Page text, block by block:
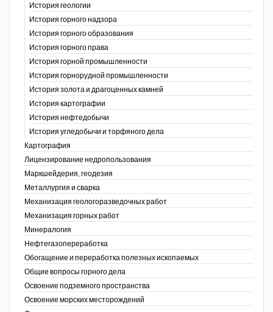
История геологии
История горного надзора
История горного образования
История горного права
История горной промышленности
История горнорудной промышленности
История золота и драгоценных камней
История картографии
История нефтедобычи
История угледобычи и торфяного дела
Картография
Лицензирование недропользования
Маркшейдерия, геодезия
Металлургия и сварка
Механизация геологоразведочных работ
Механизация горных работ
Минералогия
Нефтегазопереработка
Обогащение и переработка полезных ископаемых
Общие вопросы горного дела
Освоение подземного пространства
Освоение морских месторождений